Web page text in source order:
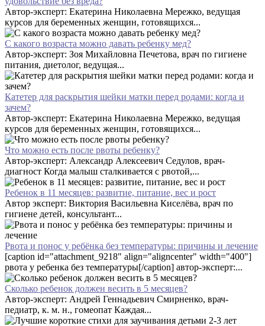
Автор-эксперт: Екатерина Николаевна Мережко, ведущая
курсов для беременных женщин, готовящихся...
С какого возраста можно давать ребенку мед?
Автор-эксперт: Зоя Михайловна Печетова, врач по гигиене
питания, диетолог, ведущая...
Катетер для раскрытия шейки матки перед родами: когда и
зачем?
Автор-эксперт: Екатерина Николаевна Мережко, ведущая
курсов для беременных женщин, готовящихся...
Что можно есть после рвоты ребенку?
Автор-эксперт: Александр Алексеевич Седулов, врач-
диагност Когда малыш сталкивается с рвотой,...
Ребенок в 11 месяцев: развитие, питание, вес и рост
Автор эксперт: Виктория Васильевна Киселёва, врач по
гигиене детей, консультант...
Рвота и понос у ребёнка без температуры: причины и лечение
[caption id="attachment_9218" align="aligncenter" width="400"]
рвота у ребенка без температуры[/caption] автор-эксперт:...
Сколько ребенок должен весить в 5 месяцев?
Автор-эксперт: Андрей Геннадьевич Смирненко, врач-
педиатр, к. м. н., гомеопат Каждая...